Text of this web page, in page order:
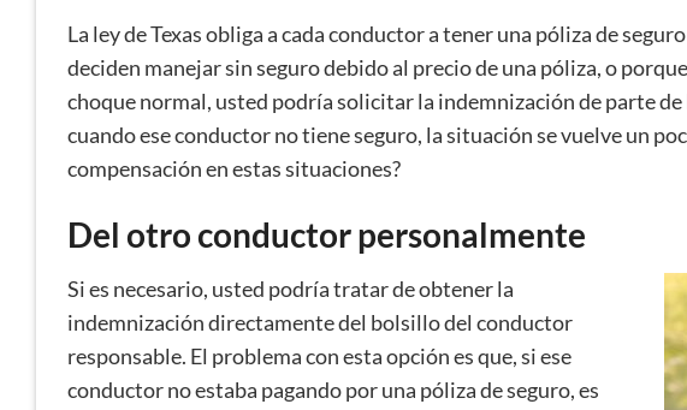
La ley de Texas obliga a cada conductor a tener una póliza de
deciden manejar sin seguro debido al precio de una póliza, o
choque normal, usted podría solicitar la indemnización de parte
cuando ese conductor no tiene seguro, la situación se vuelve un
compensación en estas situaciones?
Del otro conductor personalmente
Si es necesario, usted podría tratar de obtener la
indemnización directamente del bolsillo del conductor
responsable. El problema con esta opción es que, si ese
conductor no estaba pagando por una póliza de seguro, es